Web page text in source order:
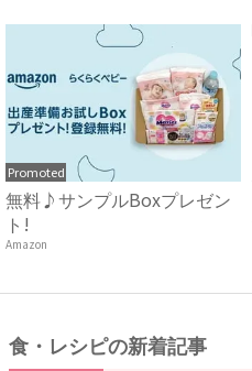
Promoted
無料♪サンプルBoxプレゼン
ト!
Amazon
食・レシピの新着記事